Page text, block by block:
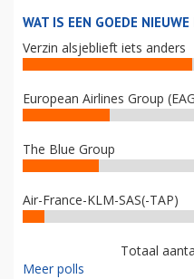
WAT IS EEN GOEDE
Verzin alsjeblieft iets anders
European Airlines Group
The Blue Group
Air-France-KLM-SAS(-TAP)
Totaal
Meer polls